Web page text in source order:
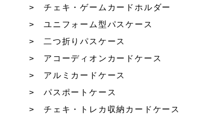
チェキ・ゲームカードホルダー
ユニフォーム型パスケース
二つ折りパスケース
アコーディオンカードケース
アルミカードケース
パスポートケース
チェキ・トレカ収納カードケース